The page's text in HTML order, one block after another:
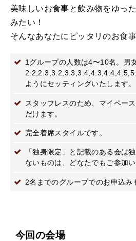
美味しいお食事と飲み物をゆっ
みたい！
そんなあなたにピッタリのお食事
1グループの人数は4〜10名。男
ようにセッティングいたします。
スタッフレスのため、マイペー
だけます。
完全着席スタイルです。
「独身限定」と記載のある会は
ないものは、どなたでもご参加い
2名までのグループでのお申込み
今回の会場